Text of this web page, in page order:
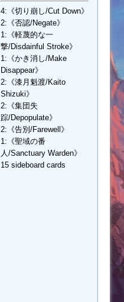
4:《切り崩し/Cut Down》
2:《否認/Negate》
1:《軽蔑的な一
撃/Disdainful Stroke》
1:《かき消し/Make
Disappear》
2:《漆月魁渡/Kaito
Shizuki》
2:《集団失
踪/Depopulate》
2:《告別/Farewell》
1:《聖域の番
人/Sanctuary Warden》
15 sideboard cards